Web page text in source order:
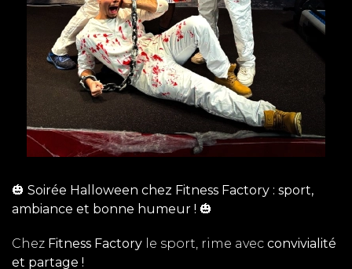
🎃 Soirée Halloween chez Fitness Factory : sport,
ambiance et bonne humeur ! 🎃
Chez Fitness Factory le sport, rime avec convivialité
et partage !